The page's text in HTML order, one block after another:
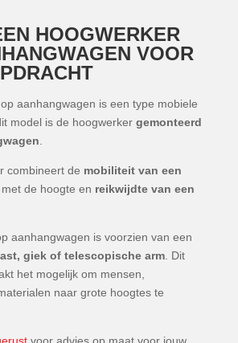
HOOGWERKER
VOOR
aanhangwagen is een type mobiele
model is de hoogwerker gemonteerd
combineert de mobiliteit van een
met de hoogte en reikwijdte van een
aanhangwagen is voorzien van een
giek of telescopische arm. Dit
het mogelijk om mensen,
naar grote hoogtes te
voor advies op maat voor jouw